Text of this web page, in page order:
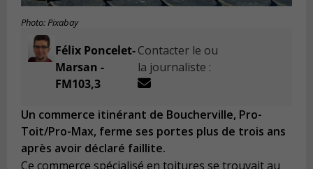
Photo: Pixabay
Félix Poncelet-
Marsan -
FM103,3
Contacter le ou
la journaliste :
Un commerce itinérant de Boucherville, Pro-
Toit/Pro-Max, ferme ses portes plus de trois ans
après avoir déclaré faillite.
Ce commerce spécialisé en toitures se trouvait au